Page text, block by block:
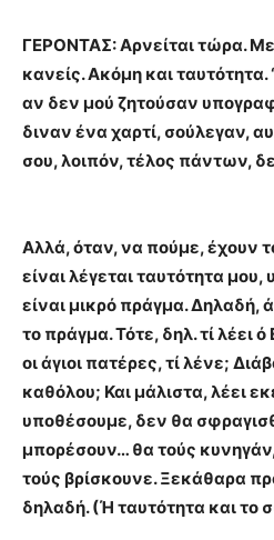
ΓΕΡΟΝΤΑΣ: Αρνείται τώρα.
κανείς. Ακόμη και
αν δεν μού ζητούσαν
διναν ένα χαρτί, σούλεγαν,
σου, λοιπόν, τέλος πάντων,
Αλλά, όταν, να πούμε, έχουν
είναι λέγεται ταυτότητα
είναι μικρό πράγμα. Δηλαδή,
το πράγμα. Τότε, δηλ. τί λέει
οι άγιοι πατέρες, τί λένε;
καθόλου; Και μάλιστα, λέει
υποθέσουμε, δεν θα
μπορέσουν… θα τούς
τούς βρίσκουνε. Ξεκάθαρα
δηλαδή. (Ή ταυτότητα και το